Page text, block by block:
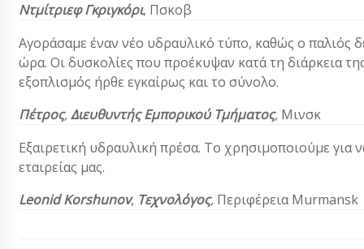
Ντμίτριεφ Γκριγκόρι, Πσκοβ
Αγοράσαμε έναν νέο υδραυλικό τύπο, καθώς ο παλιός
ώρα. Οι δυσκολίες που προέκυψαν κατά τη διάρκεια
εξοπλισμός ήρθε εγκαίρως και το σύνολο.
Πέτρος,Διευθυντής Εμπορικού Τμήματος, Μινσκ
Εξαιρετική υδραυλική πρέσα. Το χρησιμοποιούμε
εταιρείας μας.
Leonid Korshunov, Τεχνολόγος, Περιφέρεια Murmansk